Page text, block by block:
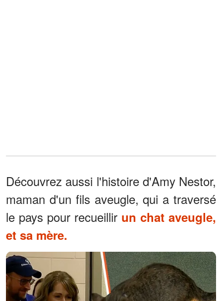
Découvrez aussi l'histoire d'Amy Nestor,
maman d'un fils aveugle, qui a traversé
le pays pour recueillir un chat aveugle,
et sa mère.